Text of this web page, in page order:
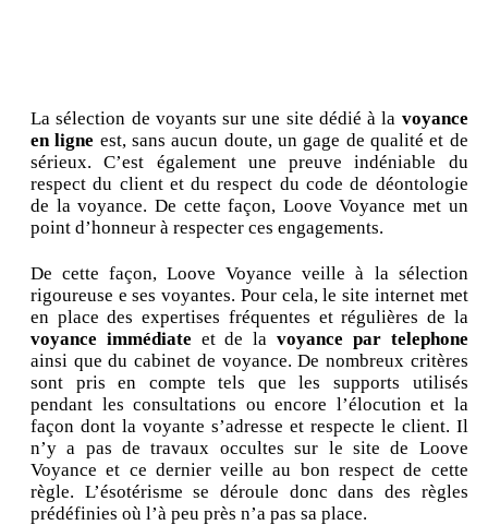
La sélection de voyants sur une site dédié à la voyance
en ligne est, sans aucun doute, un gage de qualité et de
sérieux. C’est également une preuve indéniable du
respect du client et du respect du code de déontologie
de la voyance. De cette façon, Loove Voyance met un
point d’honneur à respecter ces engagements.
De cette façon, Loove Voyance veille à la sélection
rigoureuse e ses voyantes. Pour cela, le site internet met
en place des expertises fréquentes et régulières de la
voyance immédiate et de lavoyance par telephone
ainsi que du cabinet de voyance. De nombreux critères
sont pris en compte tels que les supports utilisés
pendant les consultations ou encore l’élocution et la
façon dont la voyante s’adresse et respecte le client. Il
n’y a pas de travaux occultes sur le site de Loove
Voyance et ce dernier veille au bon respect de cette
règle. L’ésotérisme se déroule donc dans des règles
prédéfinies où l’à peu près n’a pas sa place.